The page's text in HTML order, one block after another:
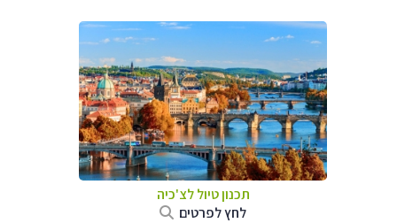
תכנון טיול לצ'כיה
לחץ לפרטים